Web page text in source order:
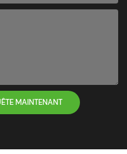
MAINTENANT